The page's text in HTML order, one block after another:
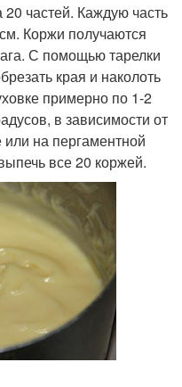
20 частей. Каждую часть
Коржи получаются
С помощью тарелки
края и наколоть
примерно по 1-2
в зависимости от
на пергаментной
все 20 коржей.